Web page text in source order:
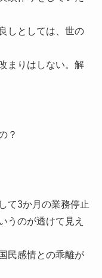
しとしては、世の
まりはしない。解
？
て3か月の業務停止
うのが透けて見え
民感情との乖離が